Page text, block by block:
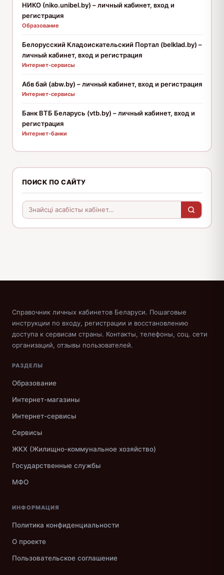
НИКО (niko.unibel.by) – личный кабинет, вход и
регистрация
Образование
Белорусский Кладоискательский Портал (belklad.by) –
личный кабинет, вход и регистрация
Интернет-сервисы
Абв бай (abw.by) – личный кабинет, вход и регистрация
Интернет-сервисы
Банк ВТБ Беларусь (vtb.by) – личный кабинет, вход и
регистрация
Интернет-банки
ПОИСК ПО САЙТУ
Справочник личных кабинетов Беларуси. Пошаговые
инструкции по входу, регистрации и восстановлению
доступа к сервисам страны. Контакты, телефоны, соц. сети
организаций, отзывы пользователей.
РАЗДЕЛЫ
Образование
Интернет-магазины
Интернет-сервисы
Сервисы
ЖКХ (Жилищно-коммунальное хозяйство)
Государственные службы
МФО
ИНФОРМАЦИЯ
Политика конфиденциальности
О проекте
Пользовательское соглашение